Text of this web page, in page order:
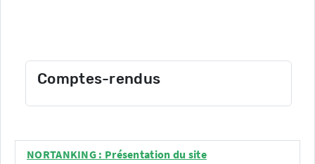
Comptes-rendus
NORTANKING : Présentation du site